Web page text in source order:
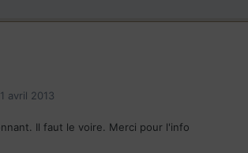
avril 2013
Il faut le voire. Merci pour l'info